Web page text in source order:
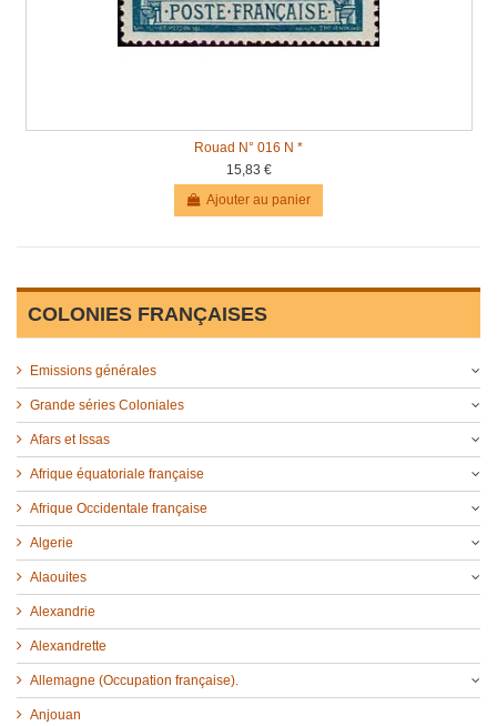
Rouad N° 016 N *
15,83 €
Ajouter au panier
COLONIES FRANÇAISES
Emissions générales
Grande séries Coloniales
Afars et Issas
Afrique équatoriale française
Afrique Occidentale française
Algerie
Alaouites
Alexandrie
Alexandrette
Allemagne (Occupation française).
Anjouan